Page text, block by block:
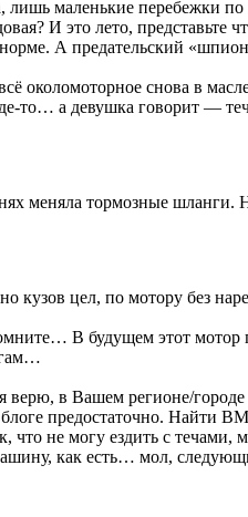
маленькие перебежки
И это лето, представьте
А предательский
околомоторное снова в
то… а девушка говорит —
меняла тормозные шланги.
кузов цел, по мотору без
В будущем этот
в Вашем регионе/
предостаточно. Найти
не могу ездить с течами,
как есть… мол,